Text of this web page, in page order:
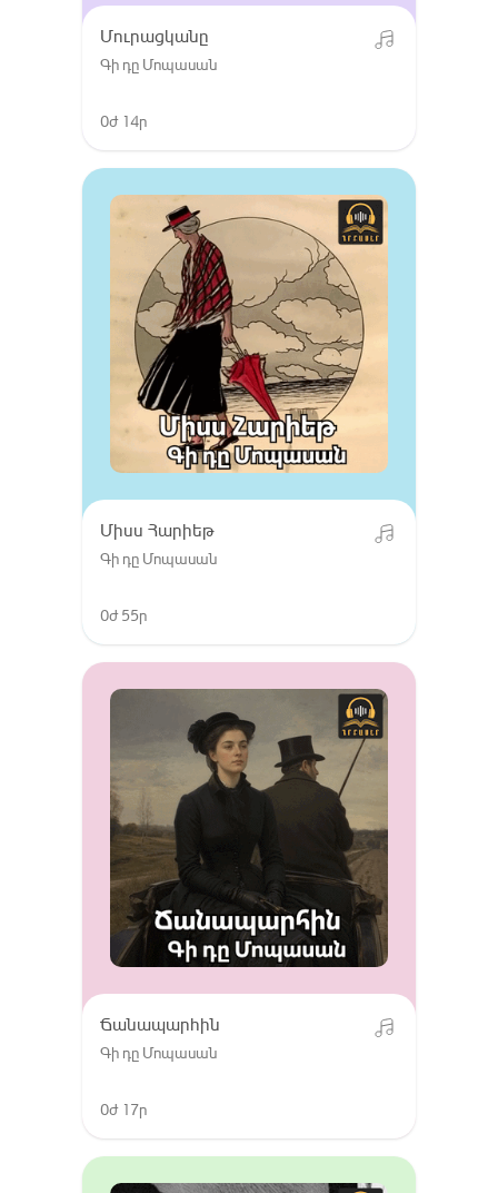
Մուրացկանը
Գի դը Մոպասան
0ժ 14ր
Միսս Հարիեթ
Գի դը Մոպասան
0ժ 55ր
Ճանապարհին
Գի դը Մոպասան
0ժ 17ր